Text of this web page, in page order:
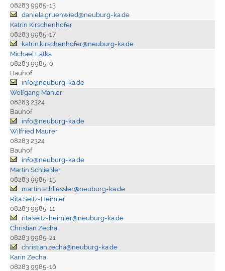
08283 9985-13
daniela.gruenwied@neuburg-ka.de
Katrin Kirschenhofer
08283 9985-17
katrin.kirschenhofer@neuburg-ka.de
Michael Latka
08283 9985-0
Bauhof
info@neuburg-ka.de
Wolfgang Mahler
08283 2324
Bauhof
info@neuburg-ka.de
Wilfried Maurer
08283 2324
Bauhof
info@neuburg-ka.de
Martin Schließler
08283 9985-15
martin.schliessler@neuburg-ka.de
Rita Seitz-Heimler
08283 9985-11
rita.seitz-heimler@neuburg-ka.de
Christian Zecha
08283 9985-21
christian.zecha@neuburg-ka.de
Karin Zecha
08283 9985-16